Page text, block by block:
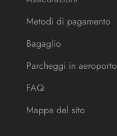
Metodi di pagamento
Bagaglio
Parcheggi in aeroporto
FAQ
Mappa del sito